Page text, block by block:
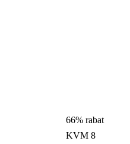
66% rabat
KVM 8